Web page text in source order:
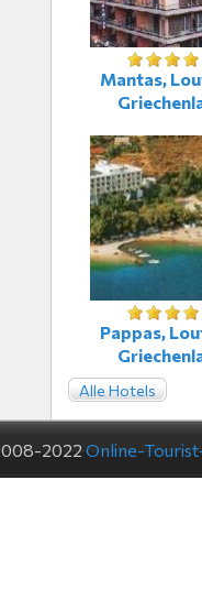
Mantas,
Pappas,
Alle Hotels
2022 Online-